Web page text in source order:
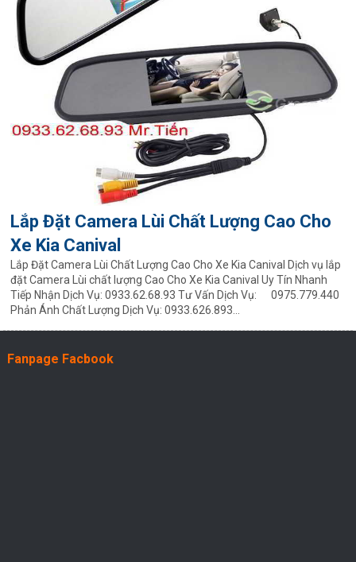
Lắp Đặt Camera Lùi Chất Lượng Cao Cho
Xe Kia Canival
Lắp Đặt Camera Lùi Chất Lượng Cao Cho Xe Kia Canival Dịch vụ lắp
đặt Camera Lùi chất lượng Cao Cho Xe Kia Canival Uy Tín Nhanh
Tiếp Nhận Dịch Vụ: 0933.62.68.93 Tư Vấn Dịch Vụ: 0975.779.440
Phản Ánh Chất Lượng Dịch Vụ: 0933.626.893...
Fanpage Facbook